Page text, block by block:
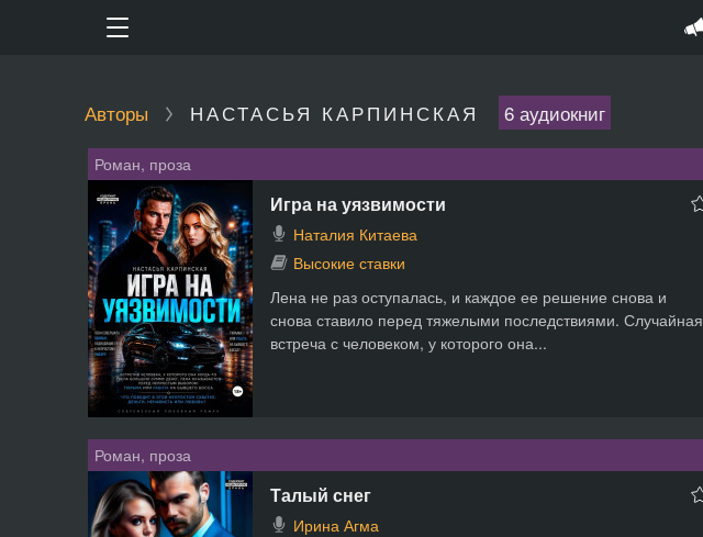
Авторы НАСТАСЬЯ КАРПИНСКАЯ 6 аудиокниг
Роман, проза
Игра на уязвимости
Наталия Китаева
Высокие ставки
Лена не раз оступалась, и каждое ее решение снова и
снова ставило перед тяжелыми последствиями. Случайная
встреча с человеком, у которого она...
Роман, проза
Талый снег
Ирина Агма